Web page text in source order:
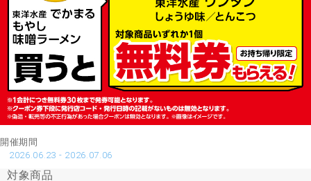
開催期間
2026.06.23 - 2026.07.06
対象商品